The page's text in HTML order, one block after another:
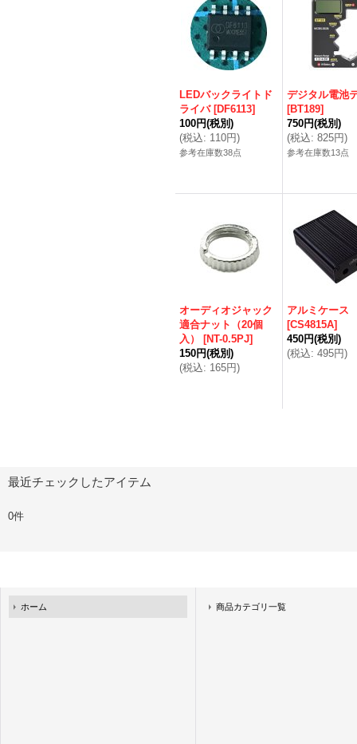
LEDバックライトド
ライバ [DF6113]
100円(税別)
(税込: 110円)
参考在庫数38点
デジタル電池
[BT189]
750円(税別)
(税込: 825円)
参考在庫数13点
オーディオジャック
適合ナット（20個
入）
[NT-0.5PJ]
150円(税別)
(税込: 165円)
アルミケース
[CS4815A]
450円(税別)
(税込: 495円)
最近チェックしたアイテム
0件
ホーム 商品カテゴリ一覧